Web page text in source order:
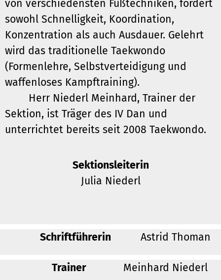
von verschiedensten Fußtechniken, fördert
sowohl Schnelligkeit, Koordination,
Konzentration als auch Ausdauer. Gelehrt
wird das traditionelle Taekwondo
(Formenlehre, Selbstverteidigung und
waffenloses Kampftraining).
Herr Niederl Meinhard, Trainer der
Sektion, ist Träger des IV Dan und
unterrichtet bereits seit 2008 Taekwondo.
Sektionsleiterin
Julia Niederl
Schriftführerin Astrid Thoman
Trainer Meinhard Niederl